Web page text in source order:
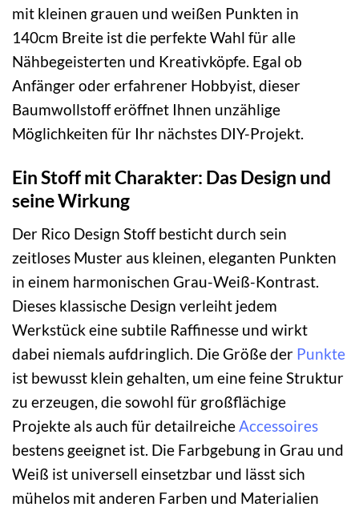
mit kleinen grauen und weißen Punkten in
140cm Breite ist die perfekte Wahl für alle
Nähbegeisterten und Kreativköpfe. Egal ob
Anfänger oder erfahrener Hobbyist, dieser
Baumwollstoff eröffnet Ihnen unzählige
Möglichkeiten für Ihr nächstes DIY-Projekt.
Ein Stoff mit Charakter: Das Design und
seine Wirkung
Der Rico Design Stoff besticht durch sein
zeitloses Muster aus kleinen, eleganten Punkten
in einem harmonischen Grau-Weiß-Kontrast.
Dieses klassische Design verleiht jedem
Werkstück eine subtile Raffinesse und wirkt
dabei niemals aufdringlich. Die Größe der Punkte
ist bewusst klein gehalten, um eine feine Struktur
zu erzeugen, die sowohl für großflächige
Projekte als auch für detailreiche Accessoires
bestens geeignet ist. Die Farbgebung in Grau und
Weiß ist universell einsetzbar und lässt sich
mühelos mit anderen Farben und Materialien